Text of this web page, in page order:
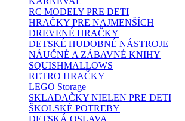
RC MODELY PRE DETI
HRAČKY PRE NAJMENŠÍCH
DREVENÉ HRAČKY
DETSKÉ HUDOBNÉ NÁSTROJE
NÁUČNÉ A ZÁBAVNÉ KNIHY
SQUISHMALLOWS
RETRO HRAČKY
LEGO Storage
SKLADAČKY NIELEN PRE DETI
ŠKOLSKÉ POTREBY
DETSKÁ OSLAVA